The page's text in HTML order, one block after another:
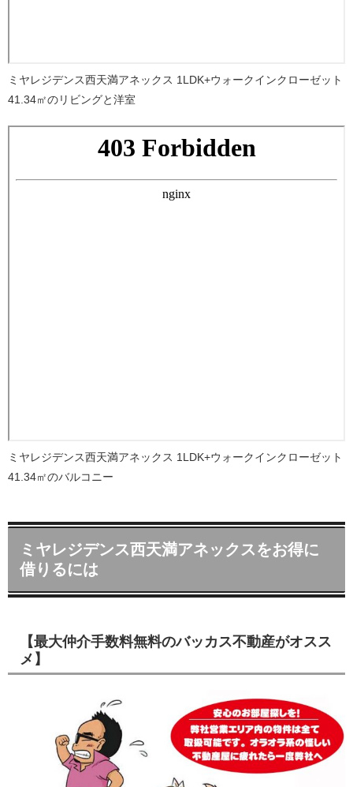
ミヤレジデンス西天満アネックス 1LDK+ウォークインクローゼット
41.34㎡のリビングと洋室
ミヤレジデンス西天満アネックス 1LDK+ウォークインクローゼット
41.34㎡のバルコニー
ミヤレジデンス西天満アネックスをお得に
借りるには
【最大仲介手数料無料のバッカス不動産がオスス
メ】